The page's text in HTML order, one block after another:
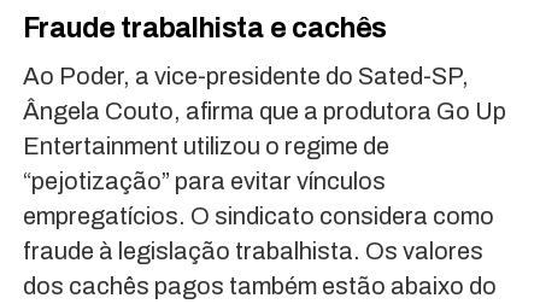
Fraude trabalhista e cachês
Ao Poder, a vice-presidente do Sated-SP,
Ângela Couto, afirma que a produtora Go Up
Entertainment utilizou o regime de
“pejotização” para evitar vínculos
empregatícios. O sindicato considera como
fraude à legislação trabalhista. Os valores
dos cachês pagos também estão abaixo do